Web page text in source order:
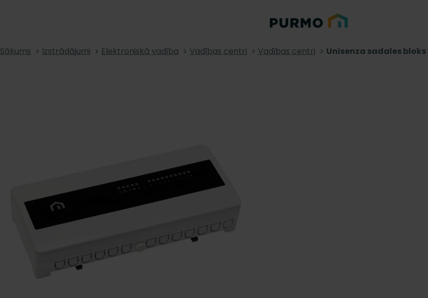
Sākums Izstrādājumi Elektroniskā vadība Vadības centri Vadības centri Unisenza sadales bloks